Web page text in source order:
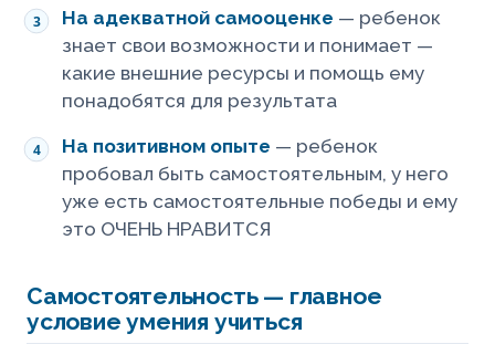
На адекватной самооценке — ребенок
знает свои возможности и понимает —
какие внешние ресурсы и помощь ему
понадобятся для результата
На позитивном опыте — ребенок
пробовал быть самостоятельным, у него
уже есть самостоятельные победы и ему
это ОЧЕНЬ НРАВИТСЯ
Самостоятельность — главное
условие умения учиться